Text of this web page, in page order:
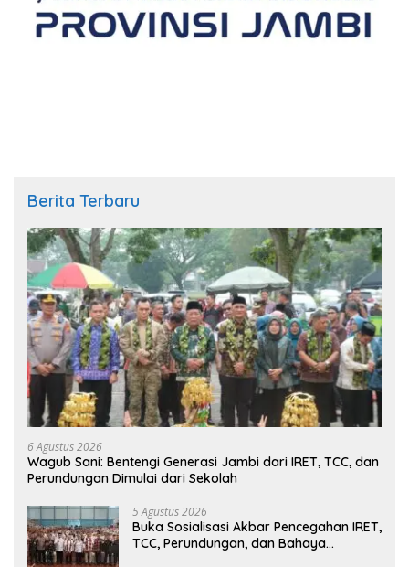
Berita Terbaru
6 Agustus 2026
Wagub Sani: Bentengi Generasi Jambi dari IRET, TCC, dan
Perundungan Dimulai dari Sekolah
5 Agustus 2026
Buka Sosialisasi Akbar Pencegahan IRET,
TCC, Perundungan, dan Bahaya